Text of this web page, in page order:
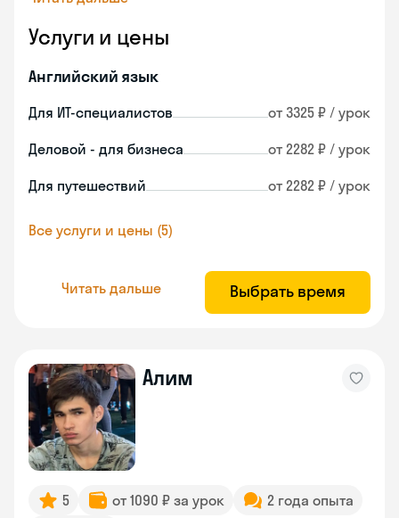
Услуги и цены
Английский язык
Для ИТ-специалистов от 3325 ₽ / урок
Деловой - для бизнеса от 2282 ₽ / урок
Для путешествий от 2282 ₽ / урок
Все услуги и цены (5)
Читать дальше Выбрать время
Алим
5 от 1090 ₽ за урок 2 года опыта